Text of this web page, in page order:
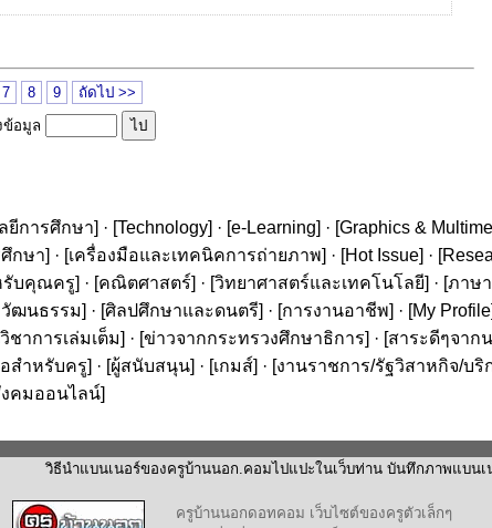
7 8 9
ถัดไป >>
ข้อมูล
ยีการศึกษา] · [Technology] · [e-Learning] · [Graphics &
กษา] · [เครื่องมือและเทคนิคการถ่ายภาพ] · [Hot Issue] · [
รับคุณครู] · [คณิตศาสตร์] · [วิทยาศาสตร์และเทคโนโลยี] · [ภาษ
ฒนธรรม] · [ศิลปศึกษาและดนตรี] · [การงานอาชีพ] · [My Profile
ชาการเล่มเต็ม] · [ข่าวจากกระทรวงศึกษาธิการ] · [สาระดีๆจาก
สำหรับครู] · [ผู้สนับสนุน] · [เกมส์] · [งานราชการ/รัฐวิสาหกิจ/บริ
งคมออนไลน์]
วิธีนำแบนเนอร์ของครูบ้านนอก.คอมไปแปะในเว็บท่าน บันทึกภาพแบน
ครูบ้านนอกดอทคอม เว็บไซต์ของครูตัวเล็กๆ